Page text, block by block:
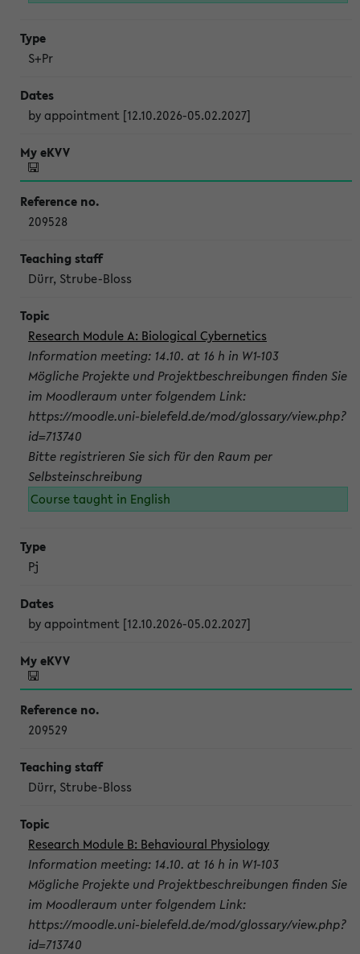
S+Pr
by appointment [12.10.2026-05.02.2027]
209528
Dürr, Strube-Bloss
Research Module A: Biological Cybernetics
Information meeting: 14.10. at 16 h in W1-103
Mögliche Projekte und Projektbeschreibungen finden Sie
im Moodleraum unter folgendem Link:
https://moodle.uni-bielefeld.de/mod/glossary/view.php?
id=713740
Bitte registrieren Sie sich für den Raum per
Selbsteinschreibung
Course taught in English
Pj
by appointment [12.10.2026-05.02.2027]
209529
Dürr, Strube-Bloss
Research Module B: Behavioural Physiology
Information meeting: 14.10. at 16 h in W1-103
Mögliche Projekte und Projektbeschreibungen finden Sie
im Moodleraum unter folgendem Link:
https://moodle.uni-bielefeld.de/mod/glossary/view.php?
id=713740